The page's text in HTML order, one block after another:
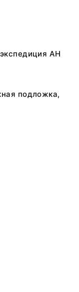
АН
подложка,